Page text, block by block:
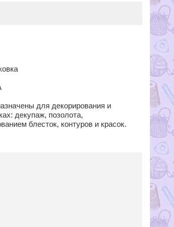
для декорирования и
декупаж, позолота,
блесток, контуров и красок.